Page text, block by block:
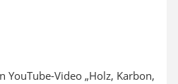
YouTube-Video „Holz, Karbon,